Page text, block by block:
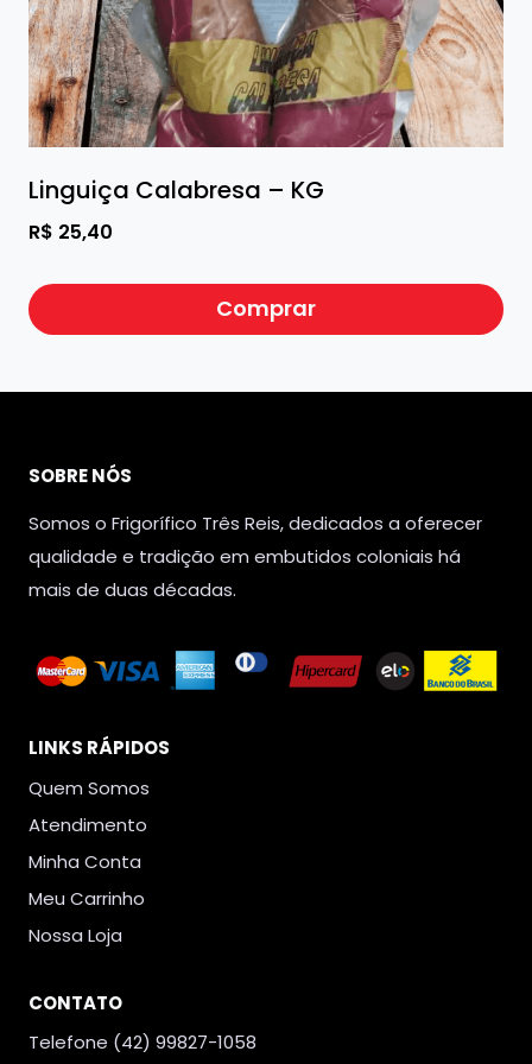
Linguiça Calabresa – KG
R$ 25,40
Comprar
SOBRE NÓS
Somos o Frigorífico Três Reis, dedicados a oferecer
qualidade e tradição em embutidos coloniais há
mais de duas décadas.
LINKS RÁPIDOS
Quem Somos
Atendimento
Minha Conta
Meu Carrinho
Nossa Loja
CONTATO
Telefone (42) 99827-1058